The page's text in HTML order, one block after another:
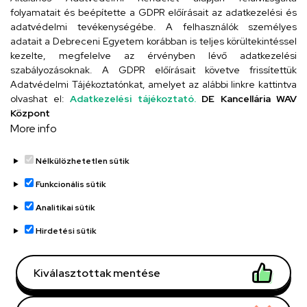
Szervezeti telefonkönyv
UD telefonkönyv
Adatvédelem
Adatvédelem
Régi oldal
Technikai információk
folyamatait és beépítette a GDPR előírásait az adatkezelési és
adatvédelmi tevékenységébe. A felhasználók személyes
adatait a Debreceni Egyetem korábban is teljes körültekintéssel
kezelte, megfelelve az érvényben lévő adatkezelési
szabályozásoknak. A GDPR előírásait követve frissítettük
Adatvédelmi Tájékoztatónkat, amelyet az alábbi linkre kattintva
olvashat el: Adatkezelési tájékoztató. DE Kancellária WAV
Központ
More info
Nélkülözhetetlen sütik
Funkcionális sütik
Analitikai sütik
Hirdetési sütik
Kiválasztottak mentése